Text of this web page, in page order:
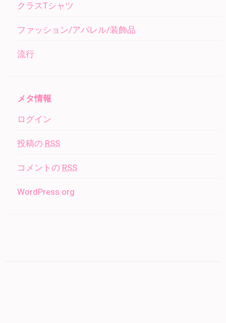
クラスTシャツ
ファッション/アパレル/装飾品
流行
メタ情報
ログイン
投稿の RSS
コメントの RSS
WordPress.org